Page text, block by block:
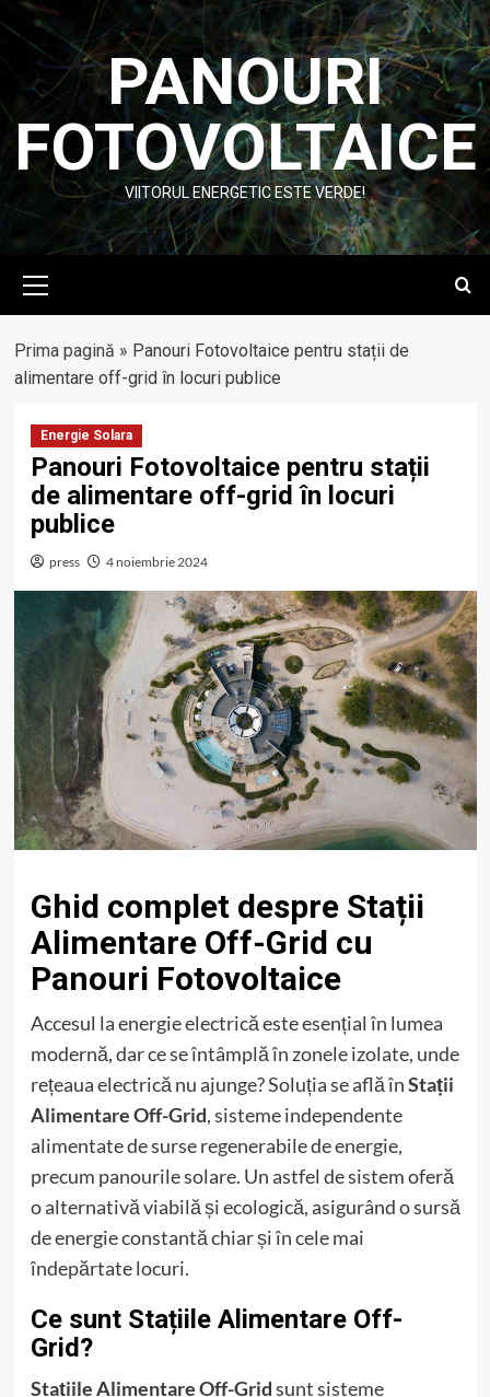
Skip
to
content
PANOURI
FOTOVOLTAICE
VIITORUL ENERGETIC ESTE VERDE!
Menu
Prima pagină » Panouri Fotovoltaice pentru stații de
alimentare off-grid în locuri publice
Energie Solara
Panouri Fotovoltaice pentru stații
de alimentare off-grid în locuri
publice
press 4 noiembrie 2024
Ghid complet despre Stații
Alimentare Off-Grid cu
Panouri Fotovoltaice
Accesul la energie electrică este esențial în lumea
modernă, dar ce se întâmplă în zonele izolate, unde
rețeaua electrică nu ajunge? Soluția se află înStații
Alimentare Off-Grid, sisteme independente
alimentate de surse regenerabile de energie,
precum panourile solare. Un astfel de sistem oferă
o alternativă viabilă și ecologică, asigurând o sursă
de energie constantă chiar și în cele mai
îndepărtate locuri.
Ce sunt Stațiile Alimentare Off-
Grid?
Stațiile Alimentare Off-Gridsunt sisteme